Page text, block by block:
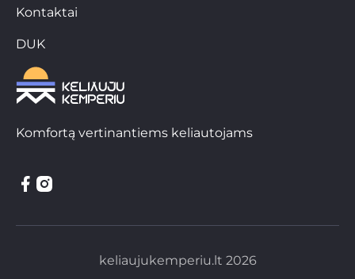
Komfortą vertinantiems keliautojams
Kontaktai
DUK
keliaujukemperiu.lt 2026